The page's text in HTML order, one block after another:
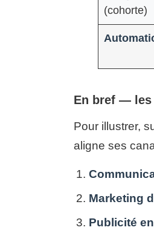
(cohorte)
En bref — les
Pour illustrer,
aligne ses
Marketing
Publicité